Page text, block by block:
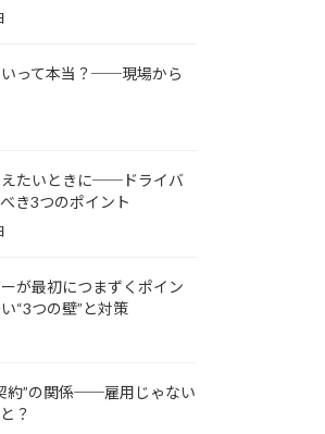
って本当？──現場から
えたいときに──ドライバ
き3つのポイント
が最初につまずくポイン
“3つの壁”と対策
約”の関係──雇用じゃない
？